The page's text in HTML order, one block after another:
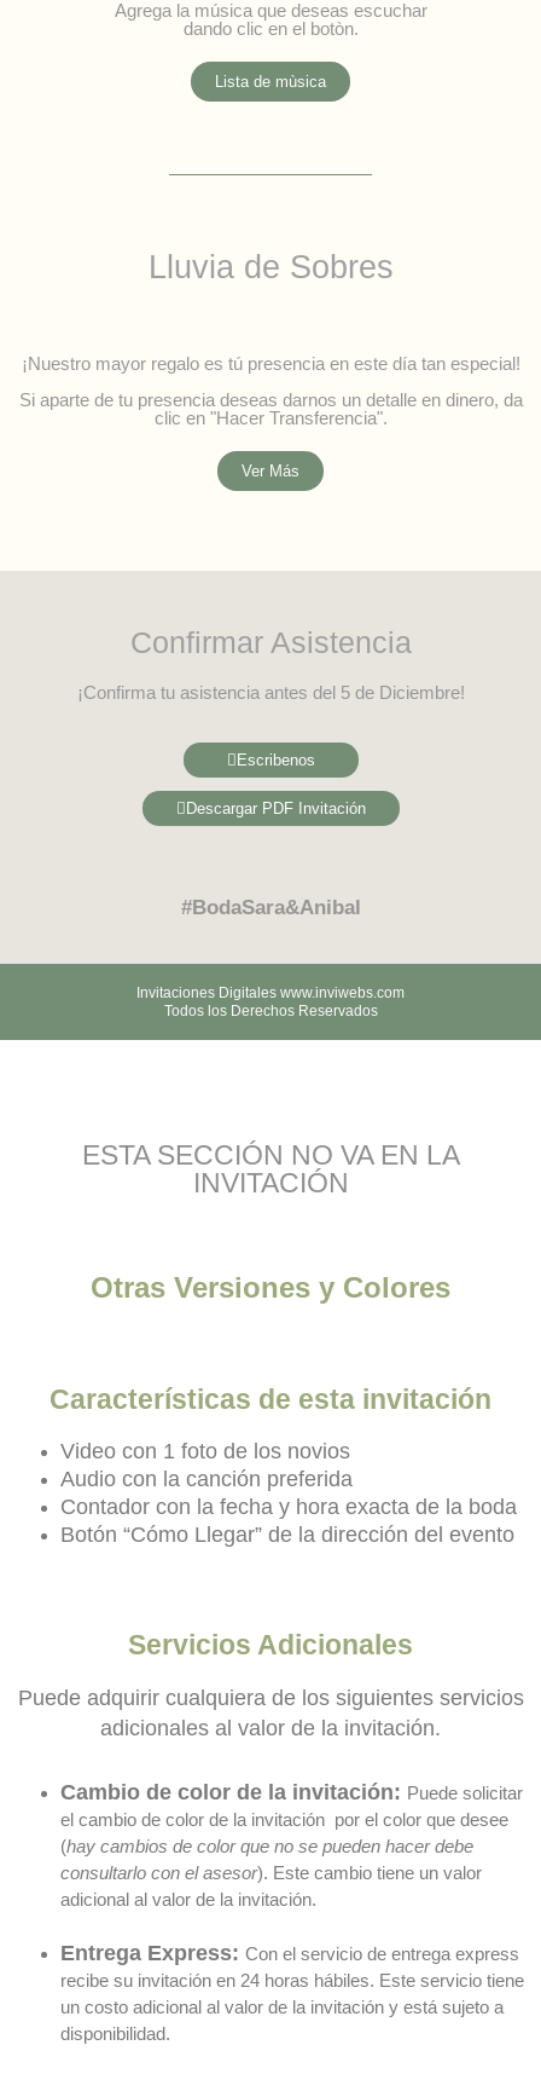
Agrega la música que deseas escuchar
dando clic en el botòn.
Lista de mùsica
Lluvia de Sobres
¡Nuestro mayor regalo es tú presencia en este día tan especial!
Si aparte de tu presencia deseas darnos un detalle en dinero, da
clic en "Hacer Transferencia".
Ver Más
Confirmar Asistencia
¡Confirma tu asistencia antes del 5 de Diciembre!
Escribenos
Descargar PDF Invitación
#BodaSara&Anibal
Invitaciones Digitales www.inviwebs.com
Todos los Derechos Reservados
ESTA SECCIÓN NO VA EN LA
INVITACIÓN
Otras Versiones y Colores
Características de esta invitación
Video con 1 foto de los novios
Audio con la canción preferida
Contador con la fecha y hora exacta de la boda
Botón “Cómo Llegar” de la dirección del evento
Servicios Adicionales
Puede adquirir cualquiera de los siguientes servicios
adicionales al valor de la invitación.
Cambio de color de la invitación: Puede solicitar
el cambio de color de la invitación por el color que desee
(hay cambios de color que no se pueden hacer debe
consultarlo con el asesor). Este cambio tiene un valor
adicional al valor de la invitación.
Entrega Express: Con el servicio de entrega express
recibe su invitación en 24 horas hábiles. Este servicio tiene
un costo adicional al valor de la invitación y está sujeto a
disponibilidad.